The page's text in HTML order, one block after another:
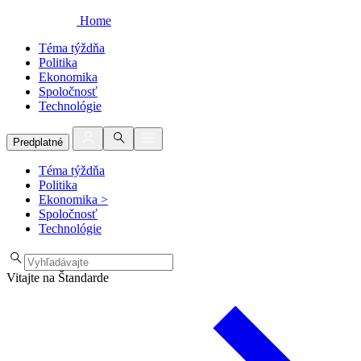
Home
Téma týždňa
Politika
Ekonomika
Spoločnosť
Technológie
Predplatné
Téma týždňa
Politika
Ekonomika >
Spoločnosť
Technológie
Vitajte na Štandarde